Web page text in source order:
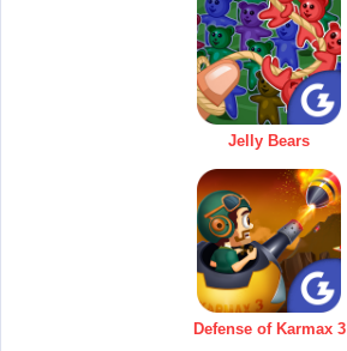
Jelly Bears
Defense of Karmax 3